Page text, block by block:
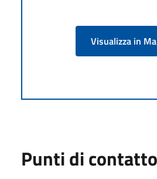
Visualizza in
Punti di contatto